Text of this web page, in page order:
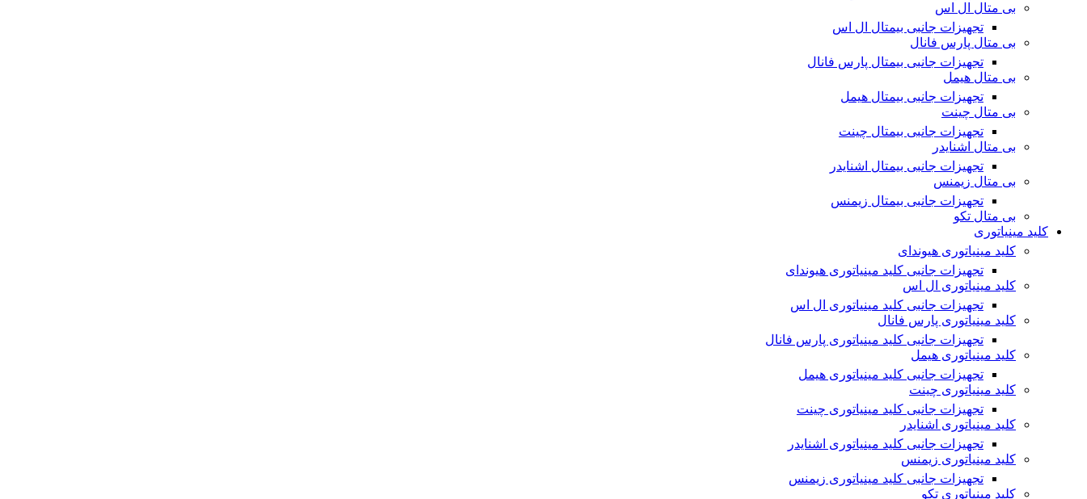
بی متال ال اس
تجهیزات جانبی بیمتال ال اس
بی متال پارس فانال
تجهیزات جانبی بیمتال پارس فانال
بی متال هیمل
تجهیزات جانبی بیمتال هیمل
بی متال چینت
تجهیزات جانبی بیمتال چینت
بی متال اشنایدر
تجهیزات جانبی بیمتال اشنایدر
بی متال زیمنس
تجهیزات جانبی بیمتال زیمنس
بی متال تکو
کلید مینیاتوری
کلید مینیاتوری هیوندای
تجهیزات جانبی کلید مینیاتوری هیوندای
کلید مینیاتوری ال اس
تجهیزات جانبی کلید مینیاتوری ال اس
کلید مینیاتوری پارس فانال
تجهیزات جانبی کلید مینیاتوری پارس فانال
کلید مینیاتوری هیمل
تجهیزات جانبی کلید مینیاتوری هیمل
کلید مینیاتوری چینت
تجهیزات جانبی کلید مینیاتوری چینت
کلید مینیاتوری اشنایدر
تجهیزات جانبی کلید مینیاتوری اشنایدر
کلید مینیاتوری زیمنس
تجهیزات جانبی کلید مینیاتوری زیمنس
کلید مینیاتوری تکو